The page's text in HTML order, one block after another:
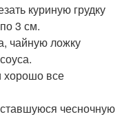
куриную грудку
3 см.
чайную ложку
хорошо все
чесночную